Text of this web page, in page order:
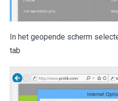
In het geopende scherm
tab